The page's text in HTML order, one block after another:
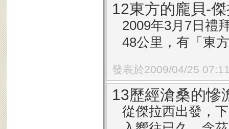
12東方的龐貝-
2009年3月7日禮
48公里，有「東
發表於2009/04/25
13歷經滄桑的慘
從傑拉西出發，